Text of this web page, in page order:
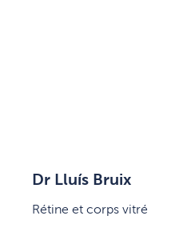
Dr Lluís Bruix
Rétine et corps vitré